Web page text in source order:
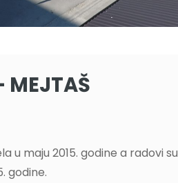
MEJTAŠ
u maju 2015. godine a radovi su
godine.